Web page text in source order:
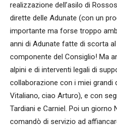
realizzazione dell’asilo di
dirette delle Adunate (con un
importante ma forse troppo
anni di Adunate fatte di scorta
componente del Consiglio! Ma
alpini e di interventi legali di
collaborazione con i miei grandi
Vitaliano, ciao Arturo), e con
Tardiani e Carniel. Poi un giorno
comandò di servizio ad